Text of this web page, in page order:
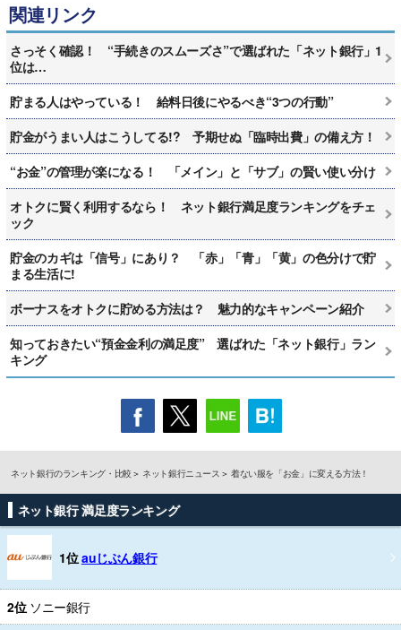
関連リンク
さっそく確認！ “手続きのスムーズさ”で選ばれた「ネット銀行」1
位は…
貯まる人はやっている！ 給料日後にやるべき“3つの行動”
貯金がうまい人はこうしてる!? 予期せぬ「臨時出費」の備え方！
“お金”の管理が楽になる！ 「メイン」と「サブ」の賢い使い分け
オトクに賢く利用するなら！ ネット銀行満足度ランキングをチェ
ック
貯金のカギは「信号」にあり？ 「赤」「青」「黄」の色分けで貯
まる生活に!
ボーナスをオトクに貯める方法は？ 魅力的なキャンペーン紹介
知っておきたい“預金金利の満足度” 選ばれた「ネット銀行」ラン
キング
ネット銀行のランキング・比較 ネット銀行ニュース 着ない服を「お金」に変える方法！
ネット銀行 満足度ランキング
1位auじぶん銀行
2位 ソニー銀行